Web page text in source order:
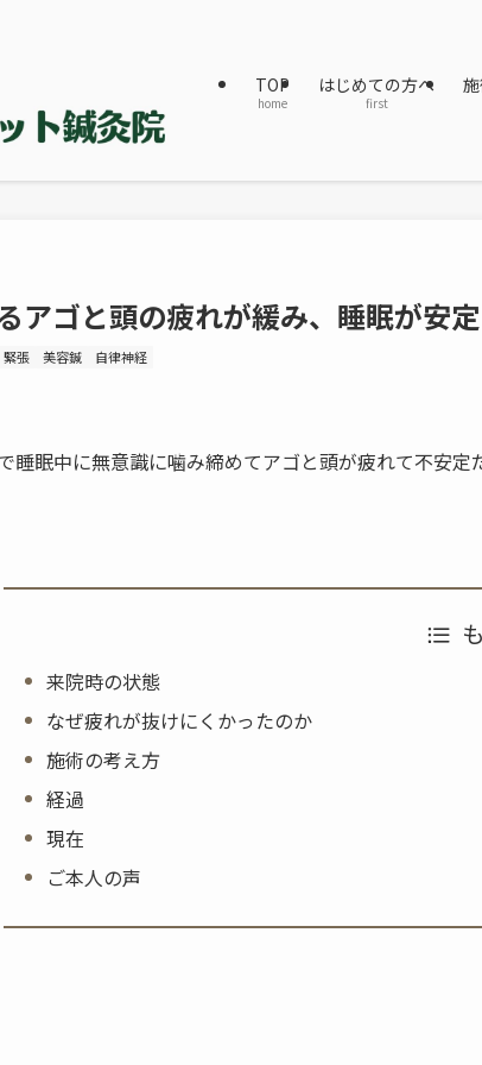
TOP
home
はじめての方へ
first
アゴと頭の疲れが緩み、睡眠が安
緊張 美容鍼 自律神経
睡眠中に無意識に噛み締めてアゴと頭が疲れて不安
来院時の状態
なぜ疲れが抜けにくかったのか
施術の考え方
経過
現在
ご本人の声